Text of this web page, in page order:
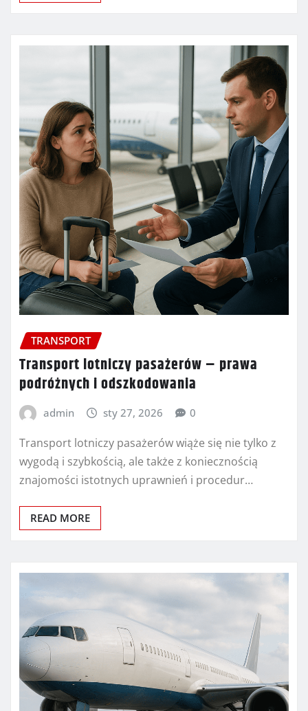
TRANSPORT
Transport lotniczy pasażerów – prawa
podróżnych i odszkodowania
admin sty 27, 2026 0
Transport lotniczy pasażerów wiąże się nie tylko z
wygodą i szybkością, ale także z koniecznością
znajomości istotnych uprawnień i procedur…
READ MORE